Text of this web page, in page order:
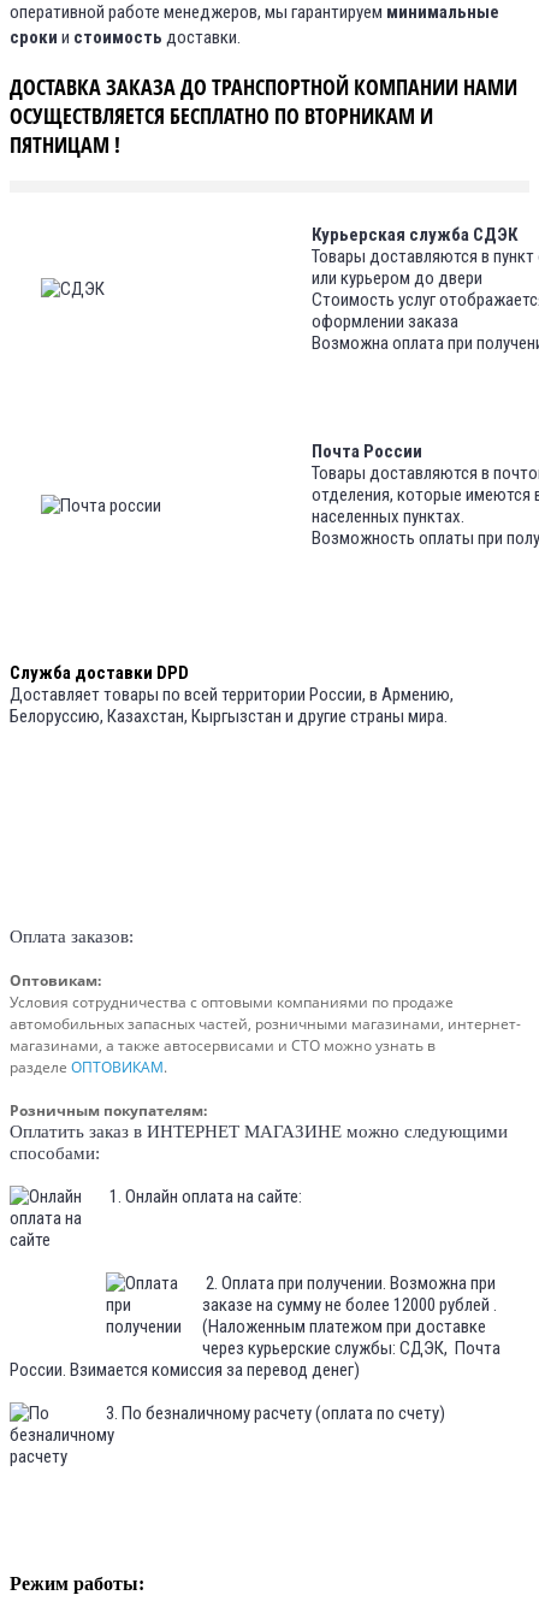
оперативной работе менеджеров, мы гарантируем минимальные
сроки и стоимость доставки.
ДОСТАВКА ЗАКАЗА ДО ТРАНСПОРТНОЙ КОМПАНИИ НАМИ
ОСУЩЕСТВЛЯЕТСЯ БЕСПЛАТНО ПО ВТОРНИКАМ И
ПЯТНИЦАМ !
Курьерская служба СДЭК
Товары доставляются в
или курьером до двери
Стоимость услуг
оформлении заказа
Возможна оплата при
Почта России
Товары доставляются в
отделения, которые имеются
населенных пунктах.
Возможность оплаты при
Служба доставки DPD
Доставляет товары по всей территории России, в Армению,
Белоруссию, Казахстан, Кыргызстан и другие страны мира.
Оплата заказов:
Оптовикам:
Условия сотрудничества с оптовыми компаниями по продаже
автомобильных запасных частей, розничными магазинами, интернет-
магазинами, а также автосервисами и СТО можно узнать в
разделе ОПТОВИКАМ.
Розничным покупателям:
Оплатить заказ в ИНТЕРНЕТ МАГАЗИНЕ можно следующими
способами:
1. Онлайн оплата на сайте:
2. Оплата при получении. Возможна при
заказе на сумму не более 12000 рублей .
(Наложенным платежом при доставке
через курьерские службы: СДЭК, Почта
России. Взимается комиссия за перевод денег)
3. По безналичному расчету (оплата по счету)
Режим работы: